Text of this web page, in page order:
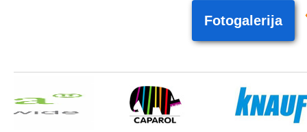
Fotogalerija